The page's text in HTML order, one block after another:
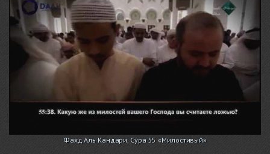
Фахд Аль Кандари. Сура 55 «Милостивый»